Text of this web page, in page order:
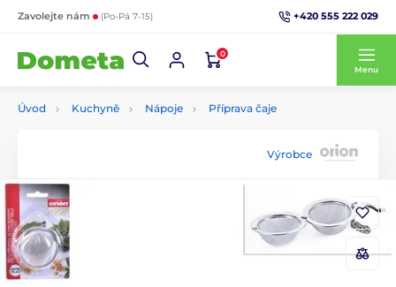
Zavolejte nám (Po-Pá 7-15) +420 555 222 029
0
Menu
Úvod Kuchyně Nápoje Příprava čaje
Výrobce